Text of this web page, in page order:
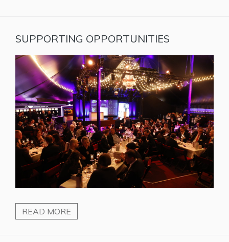
SUPPORTING OPPORTUNITIES
READ MORE